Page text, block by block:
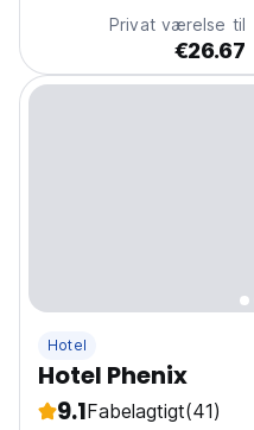
Privat værelse til
€26.67
Hotel
Hotel Phenix
9.1Fabelagtigt(41)